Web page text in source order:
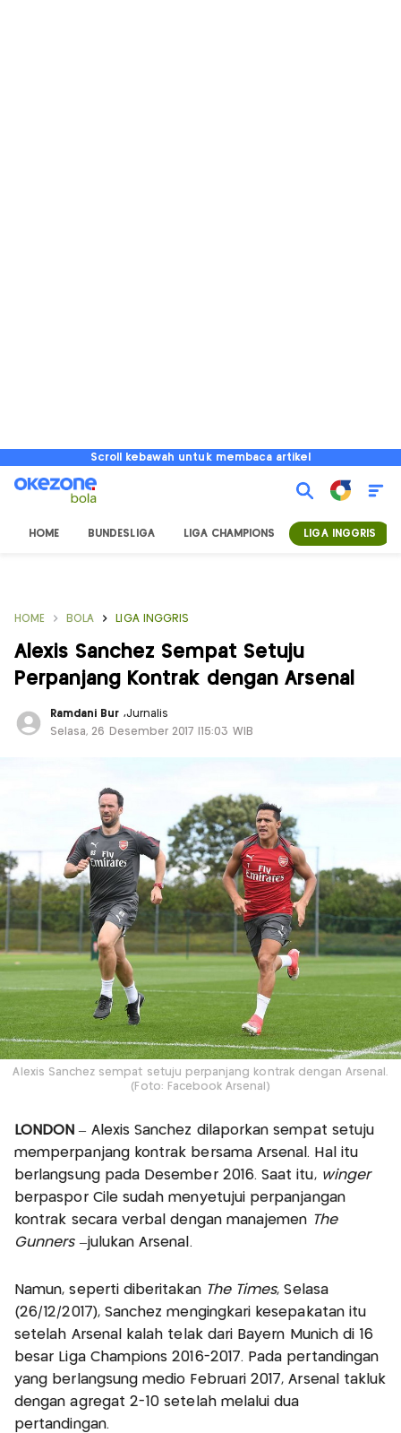
Scroll kebawah untuk membaca artikel
HOME BUNDESLIGA LIGA CHAMPIONS LIGA INGGRIS
HOME BOLA LIGA INGGRIS
Alexis Sanchez Sempat Setuju
Perpanjang Kontrak dengan Arsenal
Ramdani Bur ,Jurnalis
Selasa, 26 Desember 2017 |15:03 WIB
Alexis Sanchez sempat setuju perpanjang kontrak dengan Arsenal.
(Foto: Facebook Arsenal)
LONDON– Alexis Sanchez dilaporkan sempat setuju
memperpanjang kontrak bersama Arsenal. Hal itu
berlangsung pada Desember 2016. Saat itu, winger
berpaspor Cile sudah menyetujui perpanjangan
kontrak secara verbal dengan manajemen The
Gunners–julukan Arsenal.
Namun, seperti diberitakan The Times, Selasa
(26/12/2017), Sanchez mengingkari kesepakatan itu
setelah Arsenal kalah telak dari Bayern Munich di 16
besar Liga Champions 2016-2017. Pada pertandingan
yang berlangsung medio Februari 2017, Arsenal takluk
dengan agregat 2-10 setelah melalui dua
pertandingan.